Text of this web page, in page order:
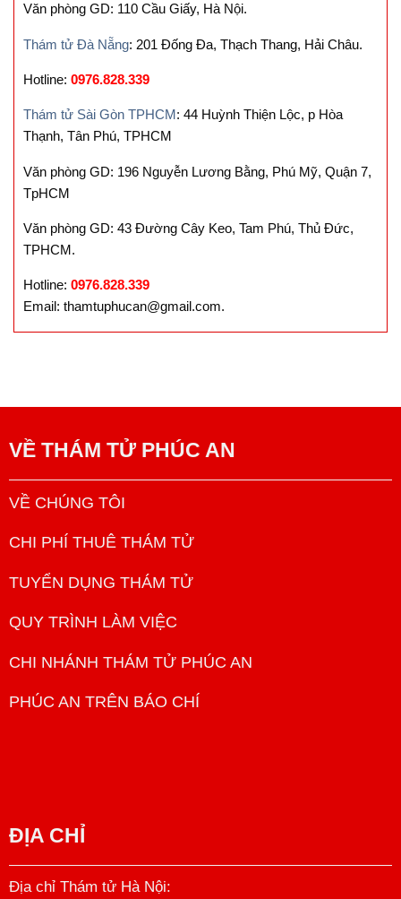
Văn phòng GD: 110 Cầu Giấy, Hà Nội.
Thám tử Đà Nẵng: 201 Đống Đa, Thạch Thang, Hải Châu.
Hotline: 0976.828.339
Thám tử Sài Gòn TPHCM: 44 Huỳnh Thiện Lộc, p Hòa
Thạnh, Tân Phú, TPHCM
Văn phòng GD: 196 Nguyễn Lương Bằng, Phú Mỹ, Quận 7,
TpHCM
Văn phòng GD: 43 Đường Cây Keo, Tam Phú, Thủ Đức,
TPHCM.
Hotline: 0976.828.339
Email: thamtuphucan@gmail.com.
VỀ THÁM TỬ PHÚC AN
VỀ CHÚNG TÔI
CHI PHÍ THUÊ THÁM TỬ
TUYỂN DỤNG THÁM TỬ
QUY TRÌNH LÀM VIỆC
CHI NHÁNH THÁM TỬ PHÚC AN
PHÚC AN TRÊN BÁO CHÍ
ĐỊA CHỈ
Địa chỉ Thám tử Hà Nội: